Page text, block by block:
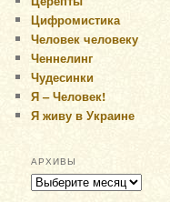
Цифромистика
Человек человеку
Ченнелинг
Чудесинки
Я – Человек!
Я живу в Украине
АРХИВЫ
Архивы